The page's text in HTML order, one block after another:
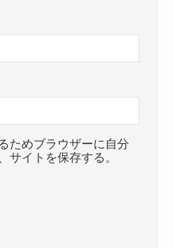
ためブラウザーに自分
サイトを保存する。